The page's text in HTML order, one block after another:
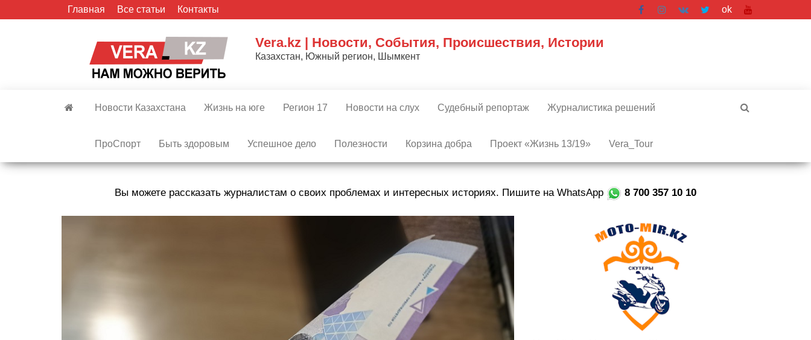
Главная Все статьи Контакты ok
Vera.kz | Новости, События, Происшествия, Истории
Казахстан, Южный регион, Шымкент
Новости Казахстана Жизнь на юге Регион 17 Новости на слух Судебный репортаж Журналистика решений
ПроСпорт Быть здоровым Успешное дело Полезности Корзина добра Проект «Жизнь 13/19» Vera_Tour
Вы можете рассказать журналистам о своих проблемах и интересных историях. Пишите на WhatsApp 8 700 357 10 10